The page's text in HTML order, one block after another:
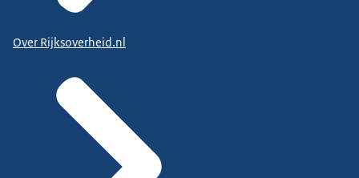
Over Rijksoverheid.nl